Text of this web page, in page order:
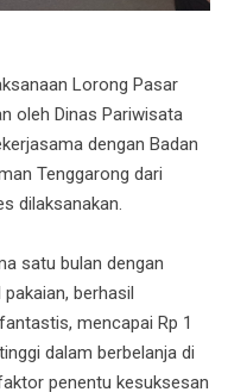
Lorong Pasar
oleh Dinas Pariwisata
dengan Badan
Tenggarong dari
dilaksanakan.
satu bulan dengan
berhasil
mencapai Rp 1
dalam berbelanja di
penentu kesuksesan